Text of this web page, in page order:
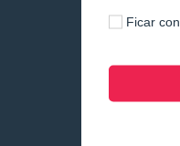
Ficar